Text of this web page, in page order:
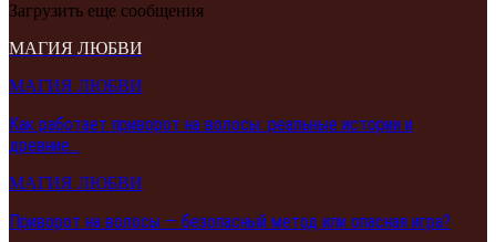
Загрузить еще сообщения
МАГИЯ ЛЮБВИ
МАГИЯ ЛЮБВИ
Как работает приворот на волосы: реальные истории и
древние…
МАГИЯ ЛЮБВИ
Приворот на волосы — безопасный метод или опасная игра?